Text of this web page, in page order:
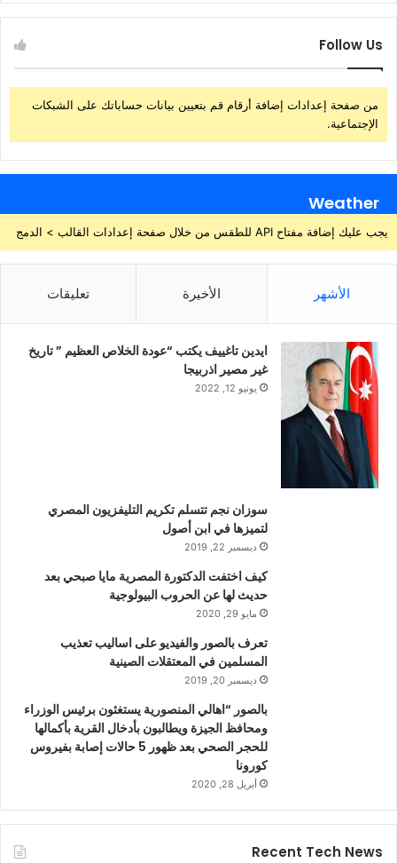
Follow Us
من صفحة إعدادات إضافة أرقام قم بتعيين بيانات حساباتك على الشبكات
الإجتماعية.
Weather
يجب عليك إضافة مفتاح API للطقس من خلال صفحة إعدادات القالب > الدمج
الأشهر الأخيرة تعليقات
ايدين تاغييف يكتب “عودة الخلاص العظيم ” تاريخ
غير مصير اذربيجا
يونيو 12, 2022
سوزان نجم تتسلم تكريم التليفزيون المصري
لتميزها في ابن أصول
ديسمبر 22, 2019
كيف اختفت الدكتورة المصرية مايا صبحي بعد
حديث لها عن الحروب البيولوجية
مايو 29, 2020
تعرف بالصور والفيديو على اساليب تعذيب
المسلمين في المعتقلات الصينية
ديسمبر 20, 2019
بالصور “اهالي المنصورية يستغثون برئيس الوزراء
ومحافظ الجيزة ويطالبون بأدخال القرية بأكمالها
للحجر الصحي بعد ظهور 5 حالات إصابة بفيروس
كورونا
أبريل 28, 2020
Recent Tech News